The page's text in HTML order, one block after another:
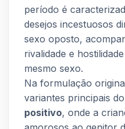
período é
desejos incestuosos
sexo oposto,
rivalidade e
mesmo sexo.
Na formulação
variantes principais
positivo, onde a